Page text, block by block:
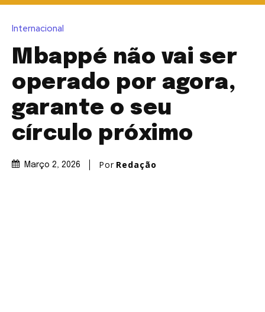
Internacional
Mbappé não vai ser
operado por agora,
garante o seu
círculo próximo
Março 2, 2026 Por Redação